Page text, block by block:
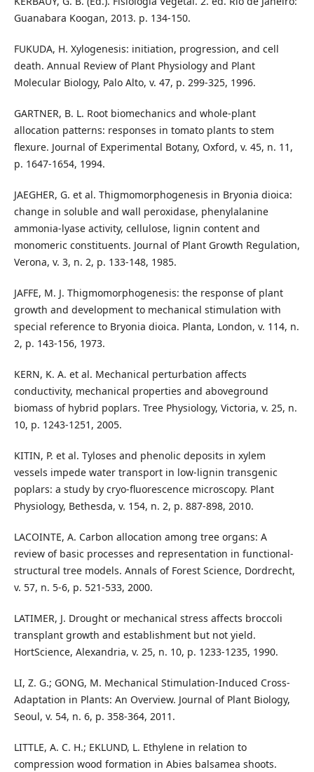
Guanabara Koogan, 2013. p. 134-150.
FUKUDA, H. Xylogenesis: initiation, progression, and cell
death. Annual Review of Plant Physiology and Plant
Molecular Biology, Palo Alto, v. 47, p. 299-325, 1996.
GARTNER, B. L. Root biomechanics and whole-plant
allocation patterns: responses in tomato plants to stem
flexure. Journal of Experimental Botany, Oxford, v. 45, n. 11,
p. 1647-1654, 1994.
JAEGHER, G. et al. Thigmomorphogenesis in Bryonia dioica:
change in soluble and wall peroxidase, phenylalanine
ammonia-lyase activity, cellulose, lignin content and
monomeric constituents. Journal of Plant Growth Regulation,
Verona, v. 3, n. 2, p. 133-148, 1985.
JAFFE, M. J. Thigmomorphogenesis: the response of plant
growth and development to mechanical stimulation with
special reference to Bryonia dioica. Planta, London, v. 114, n.
2, p. 143-156, 1973.
KERN, K. A. et al. Mechanical perturbation affects
conductivity, mechanical properties and aboveground
biomass of hybrid poplars. Tree Physiology, Victoria, v. 25, n.
10, p. 1243-1251, 2005.
KITIN, P. et al. Tyloses and phenolic deposits in xylem
vessels impede water transport in low-lignin transgenic
poplars: a study by cryo-fluorescence microscopy. Plant
Physiology, Bethesda, v. 154, n. 2, p. 887-898, 2010.
LACOINTE, A. Carbon allocation among tree organs: A
review of basic processes and representation in functional-
structural tree models. Annals of Forest Science, Dordrecht,
v. 57, n. 5-6, p. 521-533, 2000.
LATIMER, J. Drought or mechanical stress affects broccoli
transplant growth and establishment but not yield.
HortScience, Alexandria, v. 25, n. 10, p. 1233-1235, 1990.
LI, Z. G.; GONG, M. Mechanical Stimulation-Induced Cross-
Adaptation in Plants: An Overview. Journal of Plant Biology,
Seoul, v. 54, n. 6, p. 358-364, 2011.
LITTLE, A. C. H.; EKLUND, L. Ethylene in relation to
compression wood formation in Abies balsamea shoots.